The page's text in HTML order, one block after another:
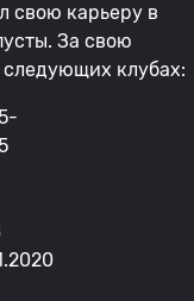
свою карьеру в
За свою
следующих клубах: